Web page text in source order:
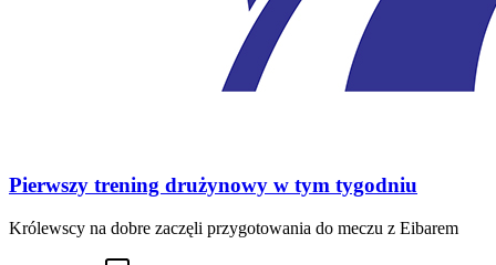
Pierwszy trening drużynowy w tym tygodniu
Królewscy na dobre zaczęli przygotowania do meczu z Eibarem